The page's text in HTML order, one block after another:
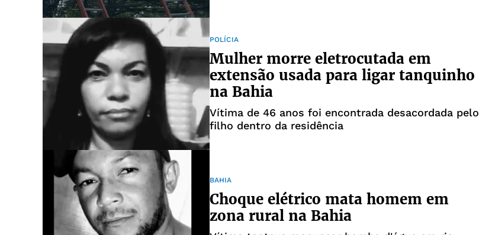
POLÍCIA
Mulher morre eletrocutada em
extensão usada para ligar tanquinho
na Bahia
Vítima de 46 anos foi encontrada desacordada pelo
filho dentro da residência
BAHIA
Choque elétrico mata homem em
zona rural na Bahia